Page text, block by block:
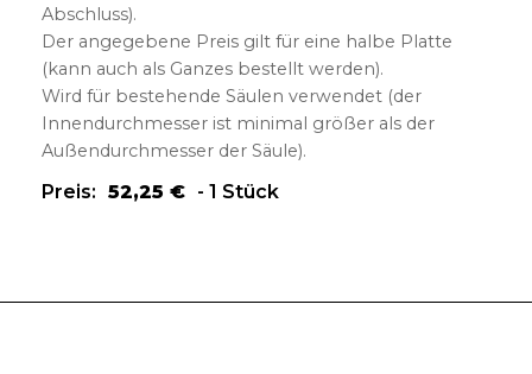
Abschluss).
Der angegebene Preis gilt für eine halbe Platte
(kann auch als Ganzes bestellt werden).
Wird für bestehende Säulen verwendet (der
Innendurchmesser ist minimal größer als der
Außendurchmesser der Säule).
Preis: 52,25 € - 1 Stück